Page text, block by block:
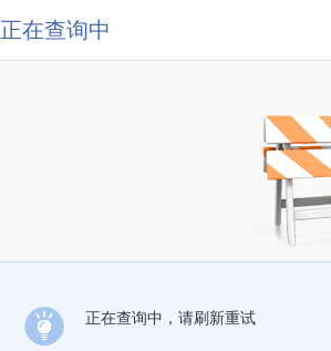
正在查询中
正在查询中，请刷新重试